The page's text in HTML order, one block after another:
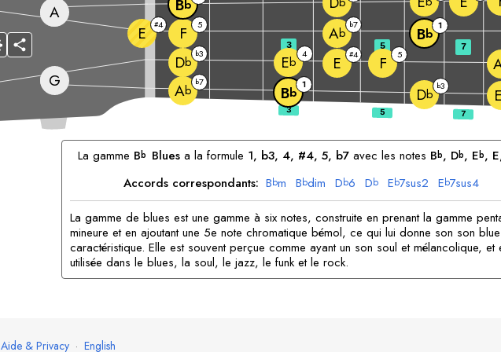
G Ab
b7
Bb 1
Db
b3 E
Db
b3 Eb 4 E #4 F 5
E
#4 F 5 Ab
b7 Bb 1
A Bb
3 5 7
La gamme Bb Bluesa la formule 1, b3, 4, #4, 5, b7avec les notes Bb, Db, Eb, E
Accords correspondants: Bbm Bbdim Db6 Db Eb7sus2 Eb7sus4
La gamme de blues est une gamme à six notes, construite en prenant la gamme
mineure et en ajoutant une 5e note chromatique bémol, ce qui lui donne son son
caractéristique. Elle est souvent perçue comme ayant un son soul et mélancolique, et
utilisée dans le blues, la soul, le jazz, le funk et le rock.
Aide & Privacy · English